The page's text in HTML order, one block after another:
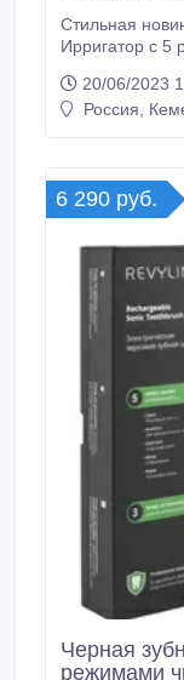
Стильная
Ирригатор с 5
насадки в
трех недель.
20/06/2023
Россия,
6 290 руб.
Черная
режимами